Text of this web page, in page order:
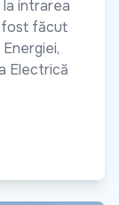
intrarea
fost făcut
Electrică